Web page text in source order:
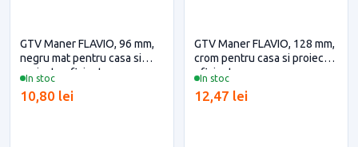
In stoc
GTV Maner FLAVIO, 96 mm,
negru mat pentru casa si
proiecte eficiente
10,80 lei
In stoc
GTV Maner FLAVIO, 128 mm,
crom pentru casa si proiecte
eficiente
12,47 lei